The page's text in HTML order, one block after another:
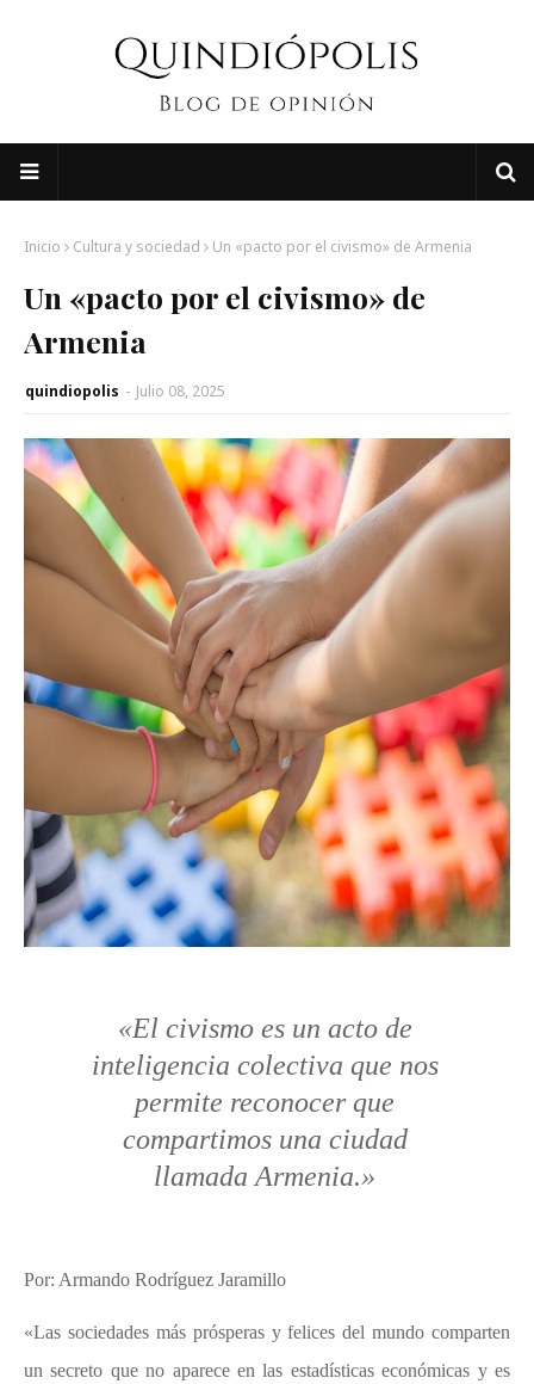
Inicio Cultura y sociedad Un «pacto por el civismo» de Armenia
Un «pacto por el civismo» de
Armenia
quindiopolis - Julio 08, 2025
«El civismo es un acto de
inteligencia colectiva que nos
permite reconocer que
compartimos una ciudad
llamada Armenia.»
Por: Armando Rodríguez Jaramillo
«Las sociedades más prósperas y felices del mundo comparten
un secreto que no aparece en las estadísticas económicas y es